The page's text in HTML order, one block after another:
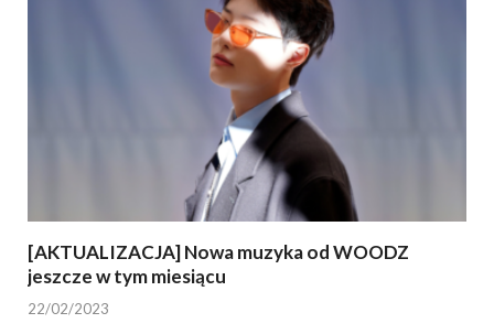
[AKTUALIZACJA] Nowa muzyka od WOODZ
jeszcze w tym miesiącu
22/02/2023